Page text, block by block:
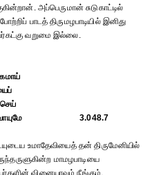
அப்பெருமான் சுடுகாட்டில்
பாடத் திருமழபாடியில் இனிது
வறுமை இல்லை.
3.048.7
உமாதேவியைத் தன் திருமேனியில்
மாமழபாடியை
வினையாவும் நீங்கும்.